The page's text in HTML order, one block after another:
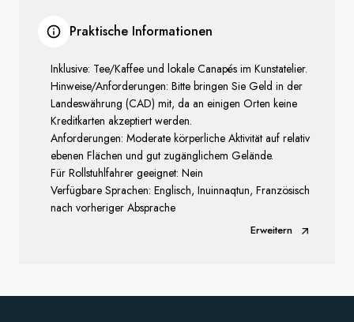
Praktische Informationen
Inklusive: Tee/Kaffee und lokale Canapés im Kunstatelier.
Hinweise/Anforderungen: Bitte bringen Sie Geld in der
Landeswährung (CAD) mit, da an einigen Orten keine
Kreditkarten akzeptiert werden.
Anforderungen: Moderate körperliche Aktivität auf relativ
ebenen Flächen und gut zugänglichem Gelände.
Für Rollstuhlfahrer geeignet: Nein
Verfügbare Sprachen: Englisch, Inuinnaqtun, Französisch
nach vorheriger Absprache
Erweitern